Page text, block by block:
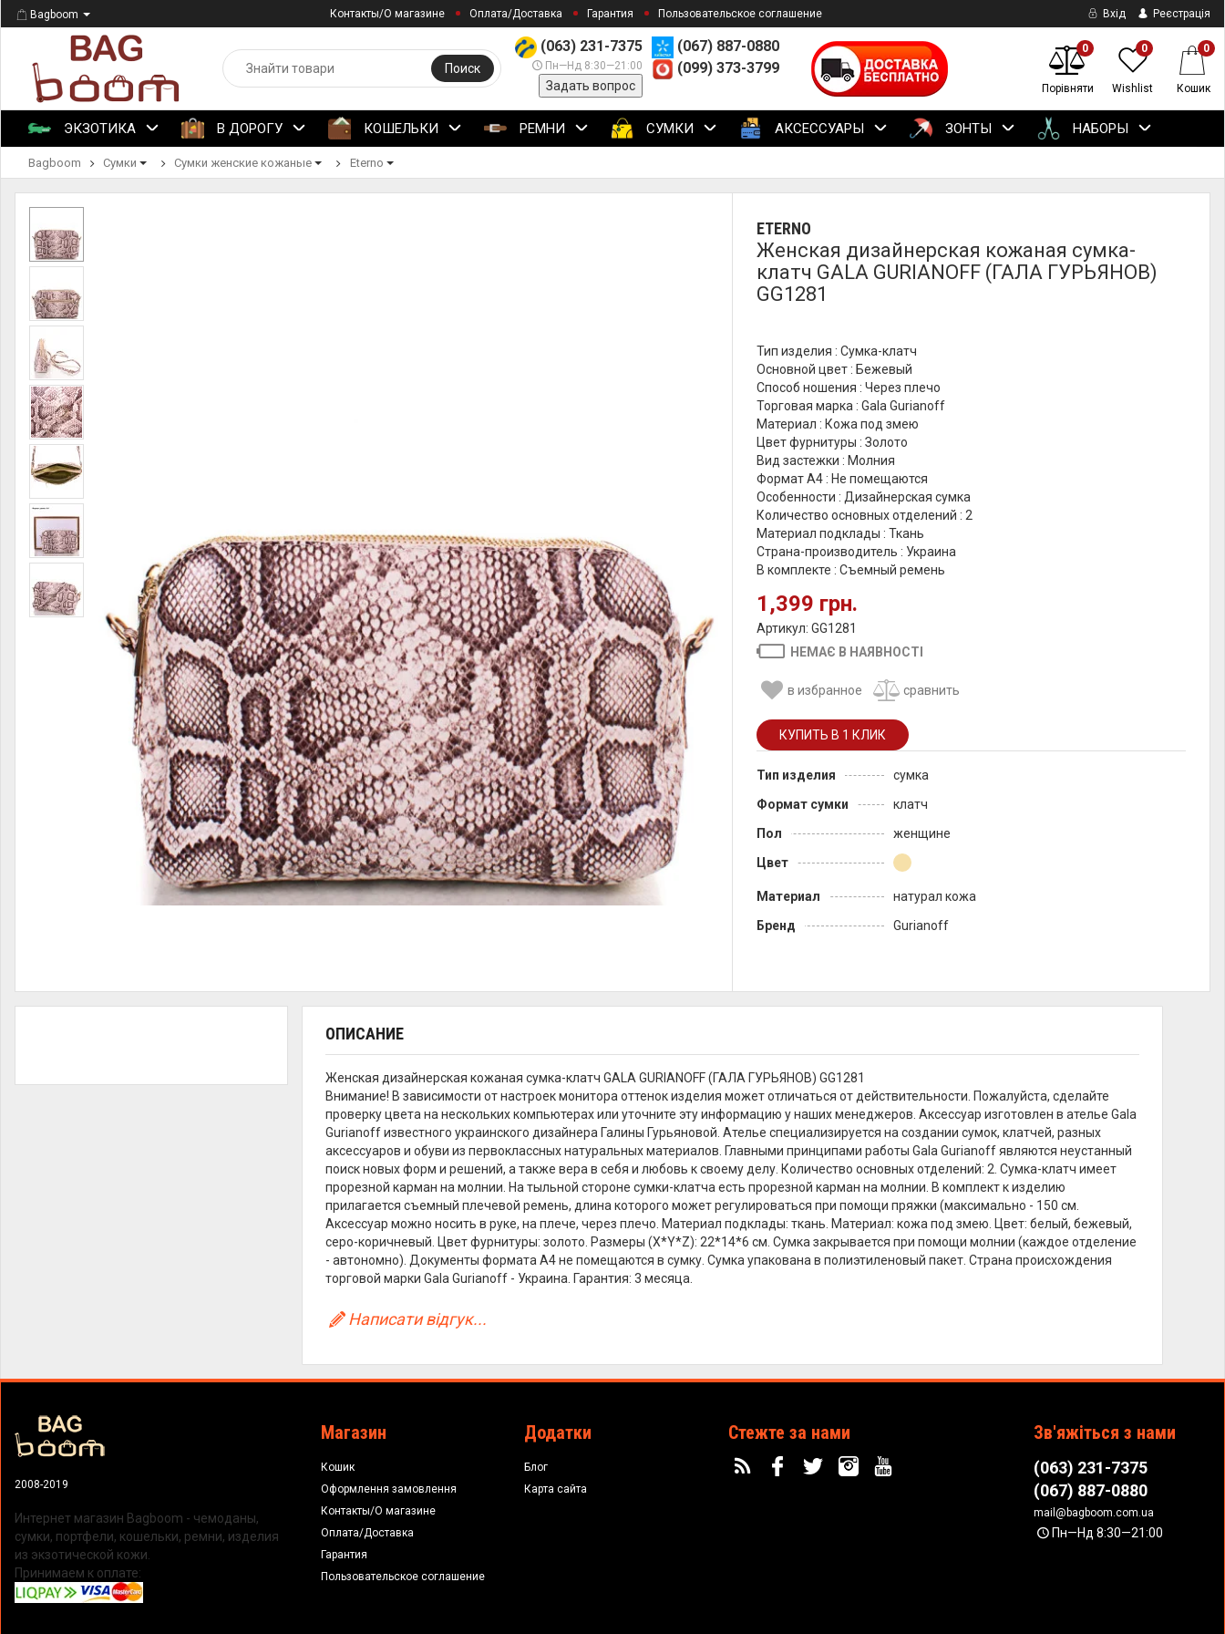
Bagboom Контакты/О магазине Оплата/Доставка Гарантия Пользовательское соглашение Вхід Реєстрація
(063) 231-7375
Пн—Нд 8:30—21:00
Задать вопрос
(067) 887-0880
(099) 373-3799
Поиск
0
Порівняти
0
Wishlist
0
Кошик
ЭКЗОТИКА В ДОРОГУ КОШЕЛЬКИ РЕМНИ СУМКИ АКСЕССУАРЫ ЗОНТЫ НАБОРЫ
Bagboom Сумки Сумки женские кожаные Eterno
ETERNO
Женская дизайнерская кожаная сумка-
клатч GALA GURIANOFF (ГАЛА ГУРЬЯНОВ)
GG1281
Тип изделия : Сумка-клатч
Основной цвет : Бежевый
Способ ношения : Через плечо
Торговая марка : Gala Gurianoff
Материал : Кожа под змею
Цвет фурнитуры : Золото
Вид застежки : Молния
Формат А4 : Не помещаются
Особенности : Дизайнерская сумка
Количество основных отделений : 2
Материал подклады : Ткань
Страна-производитель : Украина
В комплекте : Съемный ремень
1,399 грн.
Артикул: GG1281
НЕМАЄ В НАЯВНОСТІ
в избранное сравнить
Тип изделия
сумка
Формат сумки
клатч
Пол
женщине
Цвет
Материал
натурал кожа
Бренд
Gurianoff
ОПИСАНИЕ
Женская дизайнерская кожаная сумка-клатч GALA GURIANOFF (ГАЛА ГУРЬЯНОВ) GG1281
Внимание! В зависимости от настроек монитора оттенок изделия может отличаться от действительности. Пожалуйста, сделайте
проверку цвета на нескольких компьютерах или уточните эту информацию у наших менеджеров. Аксессуар изготовлен в ателье Gala
Gurianoff известного украинского дизайнера Галины Гурьяновой. Ателье специализируется на создании сумок, клатчей, разных
аксессуаров и обуви из первоклассных натуральных материалов. Главными принципами работы Gala Gurianoff являются неустанный
поиск новых форм и решений, а также вера в себя и любовь к своему делу. Количество основных отделений: 2. Сумка-клатч имеет
прорезной карман на молнии. На тыльной стороне сумки-клатча есть прорезной карман на молнии. В комплект к изделию
прилагается съемный плечевой ремень, длина которого может регулироваться при помощи пряжки (максимально - 150 см.
Аксессуар можно носить в руке, на плече, через плечо. Материал подклады: ткань. Материал: кожа под змею. Цвет: белый, бежевый,
серо-коричневый. Цвет фурнитуры: золото. Размеры (X*Y*Z): 22*14*6 см. Сумка закрывается при помощи молнии (каждое отделение
- автономно). Документы формата А4 не помещаются в сумку. Сумка упакована в полиэтиленовый пакет. Страна происхождения
торговой марки Gala Gurianoff - Украина. Гарантия: 3 месяца.
Написати відгук...
2008-2019
Интернет магазин Bagboom - чемоданы,
сумки, портфели, кошельки, ремни, изделия
из экзотической кожи.
Принимаем к оплате:
Магазин
Кошик
Оформлення замовлення
Контакты/О магазине
Оплата/Доставка
Гарантия
Пользовательское соглашение
Додатки
Блог
Карта сайта
Стежте за нами Зв'яжіться з нами
(063) 231-7375
(067) 887-0880
mail@bagboom.com.ua
Пн—Нд 8:30—21:00